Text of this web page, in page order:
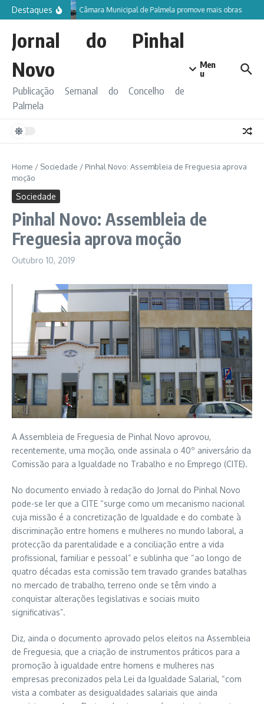
Ir para o conteúdo
Destaques Câmara Municipal de Palmela promove mais obras
Jornal do Pinhal
Novo
Publicação Semanal do Concelho de
Palmela
Men
u
Home / Sociedade / Pinhal Novo: Assembleia de Freguesia aprova
moção
Sociedade
Pinhal Novo: Assembleia de
Freguesia aprova moção
Outubro 10, 2019
A Assembleia de Freguesia de Pinhal Novo aprovou,
recentemente, uma moção, onde assinala o 40º aniversário da
Comissão para a Igualdade no Trabalho e no Emprego (CITE).
No documento enviado à redação do Jornal do Pinhal Novo
pode-se ler que a CITE “surge como um mecanismo nacional
cuja missão é a concretização de Igualdade e do combate à
discriminação entre homens e mulheres no mundo laboral, a
protecção da parentalidade e a conciliação entre a vida
profissional, familiar e pessoal” e sublinha que “ao longo de
quatro décadas esta comissão tem travado grandes batalhas
no mercado de trabalho, terreno onde se têm vindo a
conquistar alterações legislativas e sociais muito
significativas”.
Diz, ainda o documento aprovado pelos eleitos na Assembleia
de Freguesia, que a criação de instrumentos práticos para a
promoção à igualdade entre homens e mulheres nas
empresas preconizados pela Lei da Igualdade Salarial, “com
vista a combater as desigualdades salariais que ainda